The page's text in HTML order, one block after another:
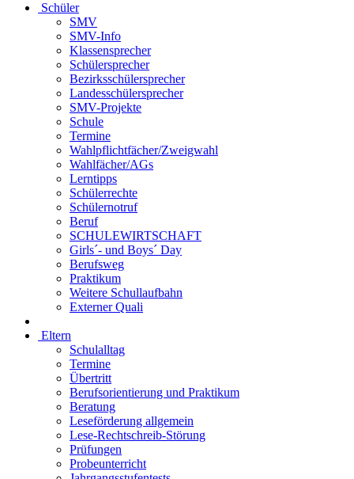
Schüler
SMV
SMV-Info
Klassensprecher
Schülersprecher
Bezirksschülersprecher
Landesschülersprecher
SMV-Projekte
Schule
Termine
Wahlpflichtfächer/Zweigwahl
Wahlfächer/AGs
Lerntipps
Schülerrechte
Schülernotruf
Beruf
SCHULEWIRTSCHAFT
Girls´- und Boys´ Day
Berufsweg
Praktikum
Weitere Schullaufbahn
Externer Quali
Eltern
Schulalltag
Termine
Übertritt
Berufsorientierung und Praktikum
Beratung
Leseförderung allgemein
Lese-Rechtschreib-Störung
Prüfungen
Probeunterricht